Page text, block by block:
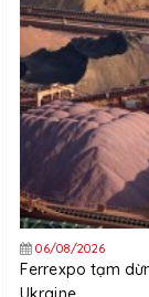
06/08/2026
Ferrexpo tạm